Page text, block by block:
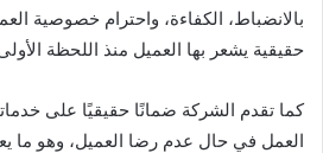
بالانضباط، الكفاءة، واحترام خصوصية
حقيقية يشعر بها العميل منذ اللحظة
كما تقدم الشركة ضمانًا حقيقيًا على
العمل في حال عدم رضا العميل، وهو ما